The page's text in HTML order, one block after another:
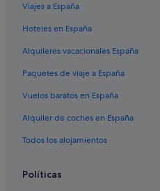
Viajes a España
Hoteles en España
Alquileres vacacionales España
Paquetes de viaje a España
Vuelos baratos en España
Alquiler de coches en España
Todos los alojamientos
Políticas